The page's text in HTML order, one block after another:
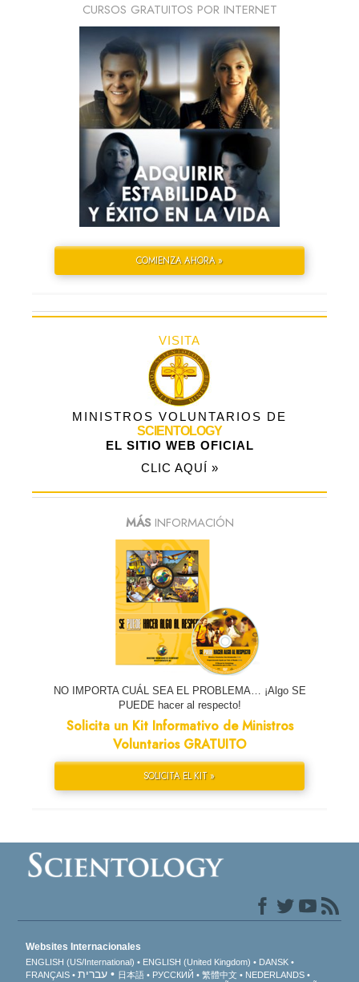
CURSOS GRATUITOS POR INTERNET
COMIENZA AHORA »
VISITA
MINISTROS VOLUNTARIOS DE
SCIENTOLOGY
EL SITIO WEB OFICIAL
CLIC AQUÍ »
MÁSINFORMACIÓN
NO IMPORTA CUÁL SEA EL PROBLEMA… ¡Algo SE
PUEDE hacer al respecto!
Solicita un Kit Informativo de Ministros
Voluntarios GRATUITO
SOLICITA EL KIT »
Websites Internacionales
ENGLISH (US/International) ENGLISH (United Kingdom)
DANSK
FRANÇAIS
עברית 日本語 РУССКИЙ 繁體中文
NEDERLANDS